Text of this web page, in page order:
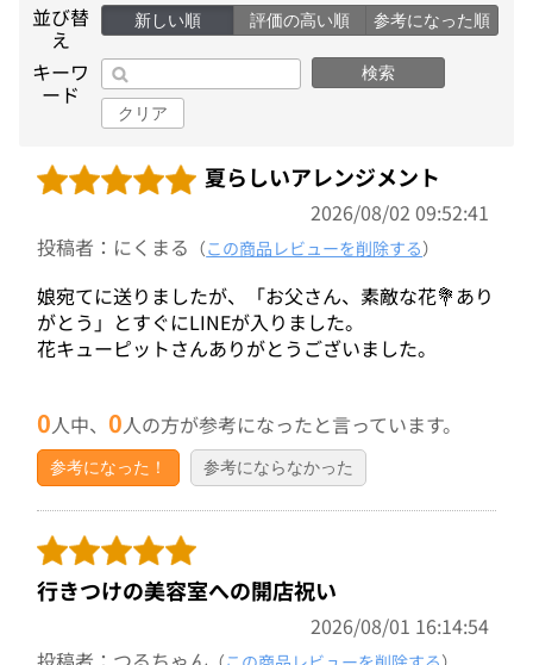
並び替
え
新しい順 評価の高い順 参考になった順
キーワ
ード
検索
クリア
夏らしいアレンジメント
2026/08/02 09:52:41
投稿者：にくまる （この商品レビューを削除する）
娘宛てに送りましたが、「お父さん、素敵な花💐あり
がとう」とすぐにLINEが入りました。
花キューピットさんありがとうございました。
0人中、0人の方が参考になったと言っています。
参考になった！ 参考にならなかった
行きつけの美容室への開店祝い
2026/08/01 16:14:54